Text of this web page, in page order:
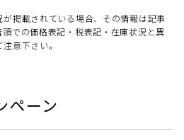
掲載されている場合、その情報は記事
での価格表記・税表記・在庫状況と異
意下さい。
ペーン